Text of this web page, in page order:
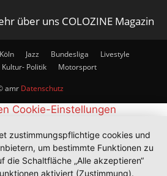
über uns COLOZINE Magazin
Köln Jazz Bundesliga
Livestyle
Kultur- Politik Motorsport
amr Datenschutz
Cookie-Einstellungen
zustimmungspflichtige cookies und
um bestimmte Funktionen zu
die Schaltfläche „Alle akzeptieren“
aktiviert (Zustimmung).